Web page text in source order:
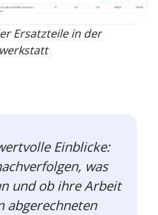
Ersatzteile in der
Einblicke:
was
und ob ihre Arbeit
abgerechneten